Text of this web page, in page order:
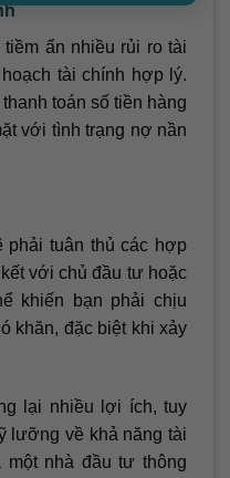
ẩn nhiều rủi ro tài
tài chính hợp lý.
toán số tiền hàng
với tình trạng nợ nần
phải tuân thủ các hợp
với chủ đầu tư hoặc
khiến bạn phải chịu
khăn, đặc biệt khi xảy
lại nhiều lợi ích, tuy
lưỡng về khả năng tài
nhà đầu tư thông